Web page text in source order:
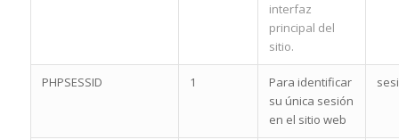
interfaz
principal del
sitio.
PHPSESSID 1
Para identificar
su única sesión
en el sitio web